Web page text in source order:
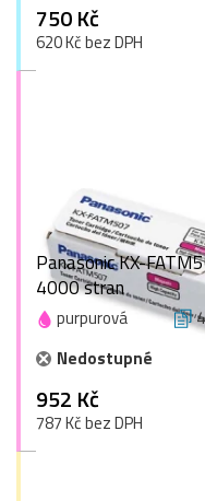
750 Kč
620 Kč bez DPH
Panasonic KX-
4000 stran
purpurová
Nedostupné
952 Kč
787 Kč bez DPH